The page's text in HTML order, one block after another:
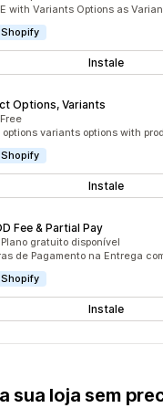
with Variants Options as
Instale
Options, Variants
Free
variants options with
Instale
Fee & Partial Pay
Plano gratuito disponível
de Pagamento na Entrega
Instale
sua loja sem